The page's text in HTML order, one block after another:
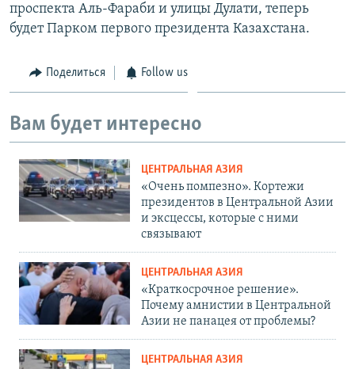
проспекта Аль-Фараби и улицы Дулати, теперь
будет Парком первого президента Казахстана.
Поделиться Follow us
Вам будет интересно
ЦЕНТРАЛЬНАЯ АЗИЯ
«Очень помпезно». Кортежи
президентов в Центральной Азии
и эксцессы, которые с ними
связывают
ЦЕНТРАЛЬНАЯ АЗИЯ
«Краткосрочное решение».
Почему амнистии в Центральной
Азии не панацея от проблемы?
ЦЕНТРАЛЬНАЯ АЗИЯ